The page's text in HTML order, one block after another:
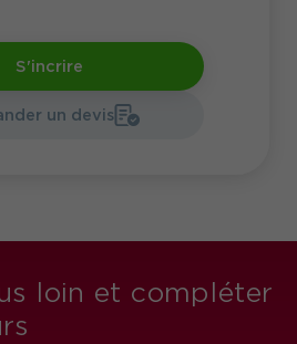
S'incrire
un devis
loin et compléter